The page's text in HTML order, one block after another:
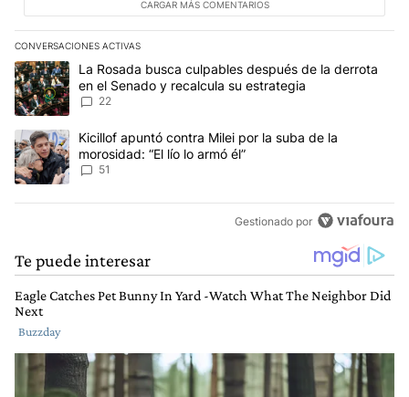
CARGAR MÁS COMENTARIOS
CONVERSACIONES ACTIVAS
Este listado muestra los artículos con más comentarios en los
Un artículo de tendencia con el título "La Rosada busca
La Rosada busca culpables después de la derrota
en el Senado y recalcula su estrategia
22
Un artículo de tendencia con el título "Kicillof apuntó contra Milei
Kicillof apuntó contra Milei por la suba de la
morosidad: “El lío lo armó él”
51
Gestionado por